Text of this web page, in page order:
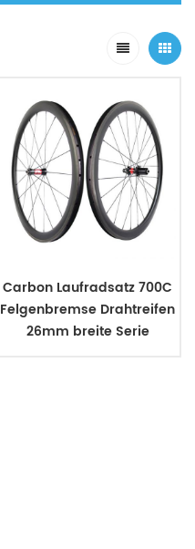
Carbon Laufradsatz 700C
Felgenbremse Drahtreifen
26mm breite Serie